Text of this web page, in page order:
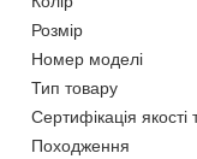
Розмір
Номер моделі
Тип товару
Сертифікація якості
Походження